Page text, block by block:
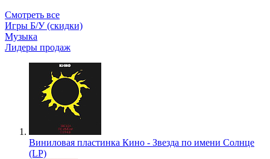
Смотреть все
Игры Б/У (скидки)
Музыка
Лидеры продаж
Виниловая пластинка Кино - Звезда по имени Солнце
(LP)